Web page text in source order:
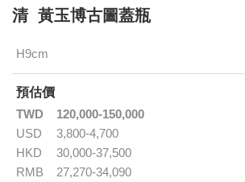
清 黃玉博古圖蓋瓶
H9cm
預估價
TWD
120,000-150,000
USD
3,800-4,700
HKD
30,000-37,500
RMB
27,270-34,090